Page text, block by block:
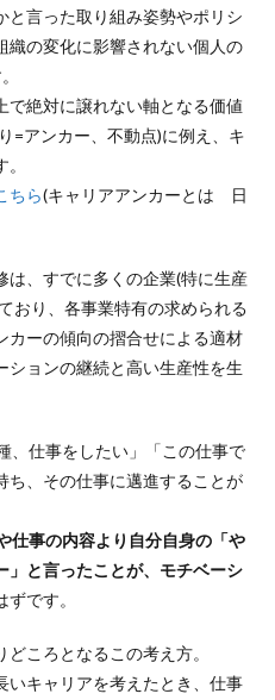
と言った取り組み姿勢やポリシ
織の変化に影響されない個人の
で絶対に譲れない軸となる価値
=アンカー、不動点)に例え、キ
ちら(キャリアアンカーとは 日
は、すでに多くの企業(特に生産
おり、各事業特有の求められる
カーの傾向の摺合せによる適材
ションの継続と高い生産性を生
、仕事をしたい」「この仕事で
ち、その仕事に邁進することが
仕事の内容より自分自身の「や
」と言ったことが、モチベーシ
ずです。
ころとなるこの考え方。
いキャリアを考えたとき、仕事